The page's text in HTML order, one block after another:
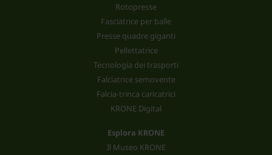
Rotopresse
Fasciatrice per balle
Presse quadre giganti
Pellettatrice
Tecnologia dei trasporti
Falciatrice semovente
Falcia-trinca caricatrici
KRONE Digital
Esplora KRONE
Il Museo KRONE